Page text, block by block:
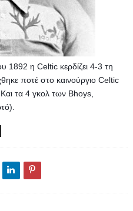
1892 η Celtic κερδίζει 4-3 τη
ποτέ στο καινούργιο Celtic
τα 4 γκολ των Bhoys,